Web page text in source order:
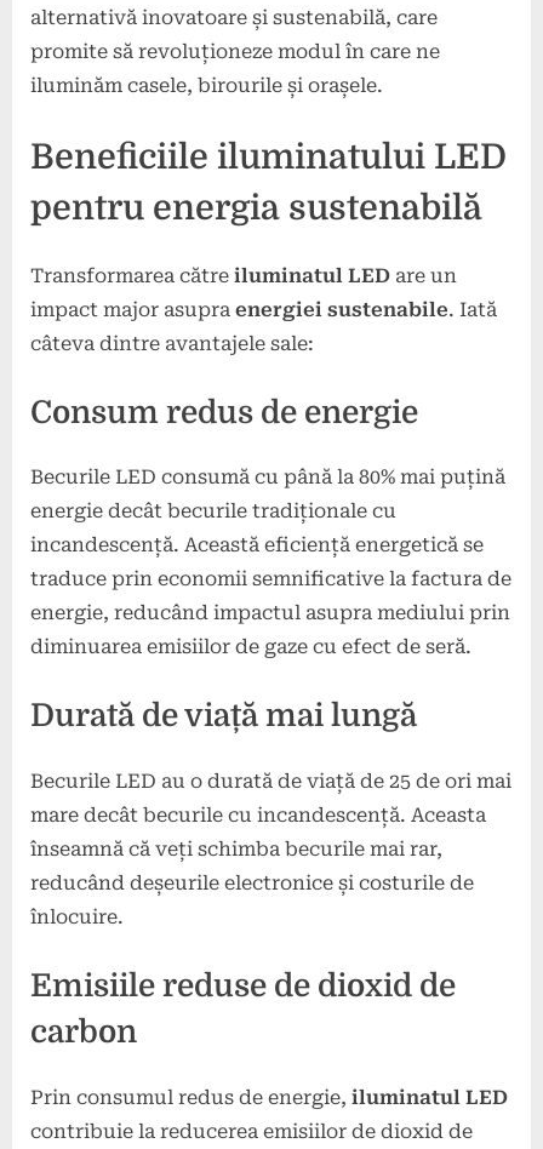
alternativă inovatoare și sustenabilă, care
promite să revoluționeze modul în care ne
iluminăm casele, birourile și orașele.
Beneficiile iluminatului LED
pentru energia sustenabilă
Transformarea către iluminatul LED are un
impact major asupra energiei sustenabile. Iată
câteva dintre avantajele sale:
Consum redus de energie
Becurile LED consumă cu până la 80% mai puțină
energie decât becurile tradiționale cu
incandescență. Această eficiență energetică se
traduce prin economii semnificative la factura de
energie, reducând impactul asupra mediului prin
diminuarea emisiilor de gaze cu efect de seră.
Durată de viață mai lungă
Becurile LED au o durată de viață de 25 de ori mai
mare decât becurile cu incandescență. Aceasta
înseamnă că veți schimba becurile mai rar,
reducând deșeurile electronice și costurile de
înlocuire.
Emisiile reduse de dioxid de
carbon
Prin consumul redus de energie, iluminatul LED
contribuie la reducerea emisiilor de dioxid de